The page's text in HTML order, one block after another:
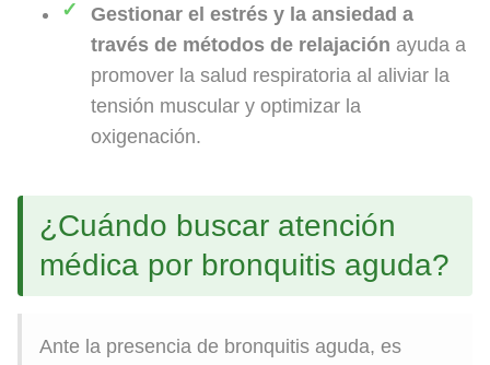
Gestionar el estrés y la ansiedad a
través de métodos de relajación ayuda a
promover la salud respiratoria al aliviar la
tensión muscular y optimizar la
oxigenación.
¿Cuándo buscar atención
médica por bronquitis aguda?
Ante la presencia de bronquitis aguda, es